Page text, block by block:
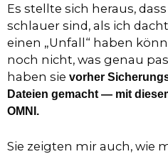
Es stellte sich heraus,
schlauer sind, als ich
einen „Unfall“ haben
noch nicht, was genau
haben sie vorher
Dateien gemacht — mit
OMNI.
Sie zeigten mir auch, wie